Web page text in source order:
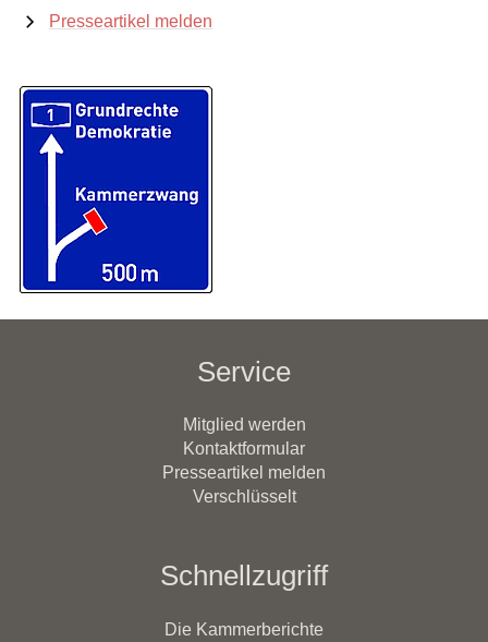
Presseartikel melden
Service
Mitglied werden
Kontaktformular
Presseartikel melden
Verschlüsselt
Schnellzugriff
Die Kammerberichte